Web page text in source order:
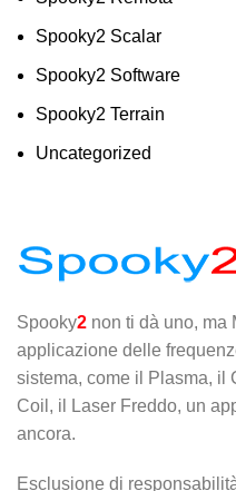
Spooky2 Scalar
Spooky2 Software
Spooky2 Terrain
Uncategorized
Spooky2 non ti dà uno, ma
applicazione delle
sistema, come il Plasma, il
Coil, il Laser Freddo, un
ancora.
Esclusione di